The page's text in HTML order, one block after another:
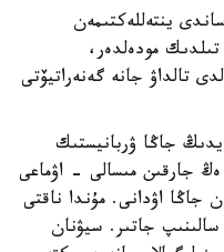
ينتەللەكتىمەن
تىلدىك مودەلدەر،
تالداۋ جانە گەنەراتيۆتى
جاڭا ۋربانيستىك
ەڭ جارقىن مىسالى - اۋماعى
جاڭا اۋدانى. مۇندا ناقتى
جاتىر. سيۋنان